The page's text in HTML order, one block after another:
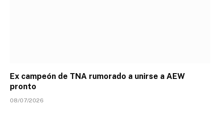
Ex campeón de TNA rumorado a unirse a AEW
pronto
08/07/2026